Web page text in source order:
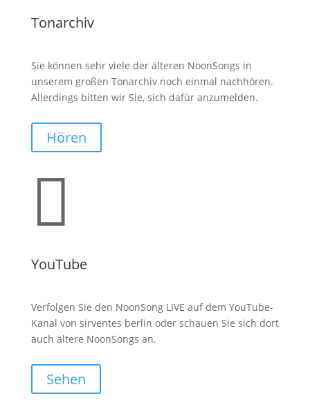
Tonarchiv
Sie können sehr viele der älteren NoonSongs in
unserem großen Tonarchiv noch einmal nachhören.
Allerdings bitten wir Sie, sich dafür anzumelden.
Hören

YouTube
Verfolgen Sie den NoonSong LIVE auf dem YouTube-
Kanal von sirventes berlin oder schauen Sie sich dort
auch ältere NoonSongs an.
Sehen